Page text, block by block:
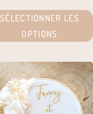
SÉLECTIONNER LES
OPTIONS